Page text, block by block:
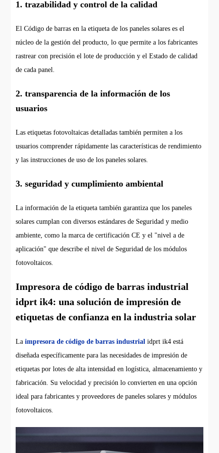
1. trazabilidad y control de la calidad
El Código de barras en la etiqueta de los paneles solares es el
núcleo de la gestión del producto, lo que permite a los fabricantes
rastrear con precisión el lote de producción y el Estado de calidad
de cada panel.
2. transparencia de la información de los
usuarios
Las etiquetas fotovoltaicas detalladas también permiten a los
usuarios comprender rápidamente las características de rendimiento
y las instrucciones de uso de los paneles solares.
3. seguridad y cumplimiento ambiental
La información de la etiqueta también garantiza que los paneles
solares cumplan con diversos estándares de Seguridad y medio
ambiente, como la marca de certificación CE y el "nivel a de
aplicación" que describe el nivel de Seguridad de los módulos
fotovoltaicos.
Impresora de código de barras industrial
idprt ik4: una solución de impresión de
etiquetas de confianza en la industria solar
Laimpresora de código de barras industrial idprt ik4 está
diseñada específicamente para las necesidades de impresión de
etiquetas por lotes de alta intensidad en logística, almacenamiento y
fabricación. Su velocidad y precisión lo convierten en una opción
ideal para fabricantes y proveedores de paneles solares y módulos
fotovoltaicos.